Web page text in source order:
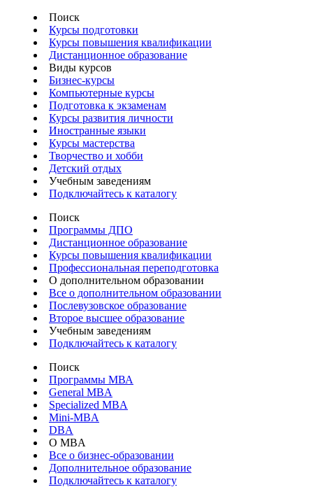
Поиск
Курсы подготовки
Курсы повышения квалификации
Дистанционное образование
Виды курсов
Бизнес-курсы
Компьютерные курсы
Подготовка к экзаменам
Курсы развития личности
Иностранные языки
Курсы мастерства
Творчество и хобби
Детский отдых
Учебным заведениям
Подключайтесь к каталогу
Поиск
Программы ДПО
Дистанционное образование
Курсы повышения квалификации
Профессиональная переподготовка
О дополнительном образовании
Все о дополнительном образовании
Послевузовское образование
Второе высшее образование
Учебным заведениям
Подключайтесь к каталогу
Поиск
Программы МВА
General MBA
Specialized MBA
Mini-MBA
DBA
О MBA
Все о бизнес-образовании
Дополнительное образование
Подключайтесь к каталогу